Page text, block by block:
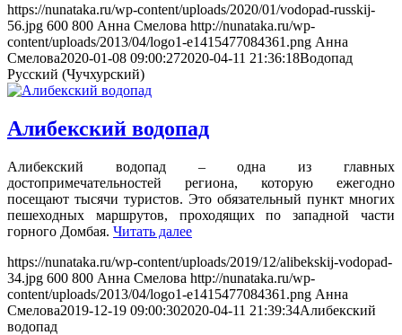
https://nunataka.ru/wp-content/uploads/2020/01/vodopad-russkij-
56.jpg 600 800 Анна Смелова http://nunataka.ru/wp-
content/uploads/2013/04/logo1-e1415477084361.png Анна
Смелова2020-01-08 09:00:272020-04-11 21:36:18Водопад
Русский (Чучхурский)
Алибекский водопад
Алибекский водопад – одна из главных
достопримечательностей региона, которую ежегодно
посещают тысячи туристов. Это обязательный пункт многих
пешеходных маршрутов, проходящих по западной части
горного Домбая. Читать далее
https://nunataka.ru/wp-content/uploads/2019/12/alibekskij-vodopad-
34.jpg 600 800 Анна Смелова http://nunataka.ru/wp-
content/uploads/2013/04/logo1-e1415477084361.png Анна
Смелова2019-12-19 09:00:302020-04-11 21:39:34Алибекский
водопад